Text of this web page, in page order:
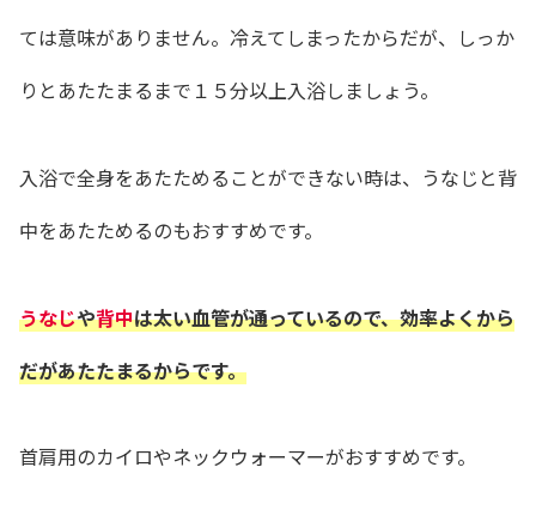
ては意味がありません。冷えてしまったからだが、しっか
りとあたたまるまで１５分以上入浴しましょう。
入浴で全身をあたためることができない時は、うなじと背
中をあたためるのもおすすめです。
うなじや背中は太い血管が通っているので、効率よくから
だがあたたまるからです。
首肩用のカイロやネックウォーマーがおすすめです。